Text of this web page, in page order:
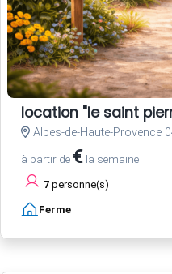
location "le saint
Alpes-de-Haute-Provence
à partir de € la semaine
7 personne(s)
Ferme